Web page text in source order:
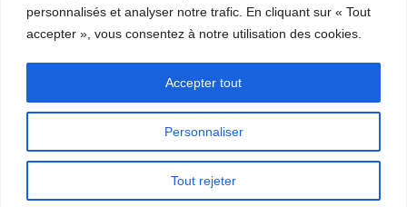
personnalisés et analyser notre trafic. En cliquant sur « Tout
accepter », vous consentez à notre utilisation des cookies.
Personnaliser
Tout rejeter
Accepter tout
RepriseSociété spéculation
Évaluation
Économie & Finance
Économie et Finance